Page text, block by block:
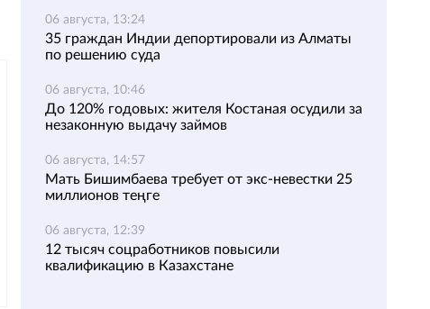
06 августа, 13:24
35 граждан Индии депортировали из Алматы
по решению суда
06 августа, 10:46
До 120% годовых: жителя Костаная осудили за
незаконную выдачу займов
06 августа, 14:57
Мать Бишимбаева требует от экс-невестки 25
миллионов теңге
06 августа, 12:39
12 тысяч соцработников повысили
квалификацию в Казахстане